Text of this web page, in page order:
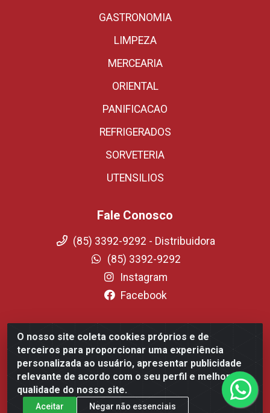
O nosso site coleta cookies próprios e de
terceiros para proporcionar uma experiência
personalizada ao usuário, apresentar publicidade
relevante de acordo com o seu perfil e melhorar a
qualidade do nosso site.
Aceitar Negar não essenciais
GASTRONOMIA
LIMPEZA
MERCEARIA
ORIENTAL
PANIFICACAO
REFRIGERADOS
SORVETERIA
UTENSILIOS
Fale Conosco
(85) 3392-9292 - Distribuidora
(85) 3392-9292
Instagram
Facebook
Fortali Distribuidora de Alimentos LTDA - Avenida Tomaz
Coelho, 1268 - Messejana, Fortaleza/CE - CEP 60.863-254-
CNPJ 09.317.318.0001-75